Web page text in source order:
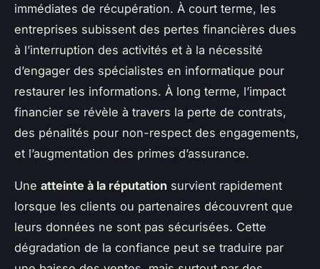
immédiates de récupération. À court terme, les
entreprises subissent des pertes financières dues
à l’interruption des activités et à la nécessité
d’engager des spécialistes en informatique pour
restaurer les informations. À long terme, l’impact
financier se révèle à travers la perte de contrats,
des pénalités pour non-respect des engagements,
et l’augmentation des primes d’assurance.
Une atteinte à la réputation survient rapidement
lorsque les clients ou partenaires découvrent que
leurs données ne sont pas sécurisées. Cette
dégradation de la confiance peut se traduire par